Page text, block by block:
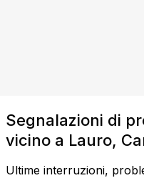
Segnalazioni di
vicino a Lauro,
Ultime interruzioni,